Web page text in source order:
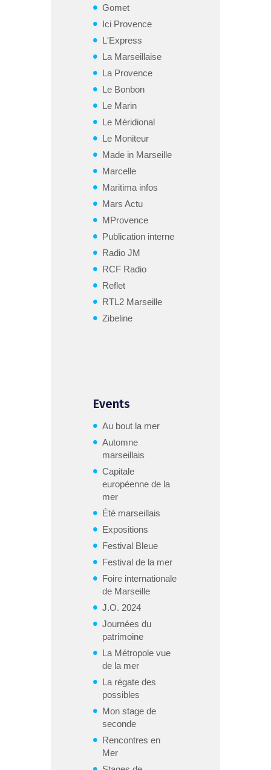
Gomet
Ici Provence
L'Express
La Marseillaise
La Provence
Le Bonbon
Le Marin
Le Méridional
Le Moniteur
Made in Marseille
Marcelle
Maritima infos
Mars Actu
MProvence
Publication interne
Radio JM
RCF Radio
Reflet
RTL2 Marseille
Zibeline
Events
Au bout la mer
Automne
marseillais
Capitale
européenne de la
mer
Été marseillais
Expositions
Festival Bleue
Festival de la mer
Foire internationale
de Marseille
J.O. 2024
Journées du
patrimoine
La Métropole vue
de la mer
La régate des
possibles
Mon stage de
seconde
Rencontres en
Mer